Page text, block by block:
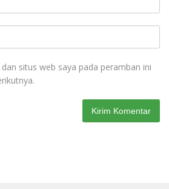
situs web saya pada peramban ini